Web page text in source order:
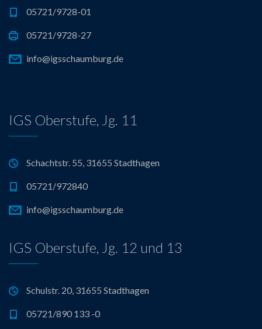
05721/9728-01
05721/9728-27
info@igsschaumburg.de
IGS Oberstufe, Jg. 11
Schachtstr. 55, 31655 Stadthagen
05721/972840
info@igsschaumburg.de
IGS Oberstufe, Jg. 12 und 13
Schulstr. 20, 31655 Stadthagen
05721/890 133 -0